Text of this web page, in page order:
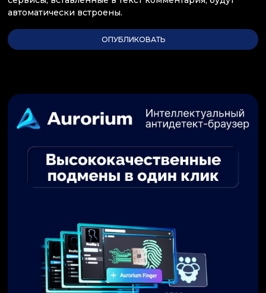
автоматически встроены.